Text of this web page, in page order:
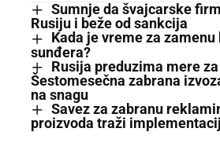
Sumnje da švajcarske
Rusiju i beže od sankcija
Kada je vreme za
sunđera?
Rusija preduzima mere
Šestomesečna zabrana
na snagu
Savez za zabranu
proizvoda traži